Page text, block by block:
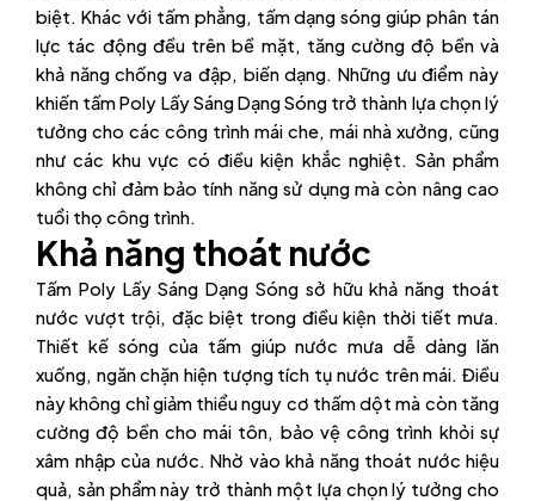
biệt. Khác với tấm phẳng, tấm dạng sóng giúp phân tán
lực tác động đều trên bề mặt, tăng cường độ bền và
khả năng chống va đập, biến dạng. Những ưu điểm này
khiến tấm Poly Lấy Sáng Dạng Sóng trở thành lựa chọn lý
tưởng cho các công trình mái che, mái nhà xưởng, cũng
như các khu vực có điều kiện khắc nghiệt. Sản phẩm
không chỉ đảm bảo tính năng sử dụng mà còn nâng cao
tuổi thọ công trình.
Khả năng thoát nước
Tấm Poly Lấy Sáng Dạng Sóng sở hữu khả năng thoát
nước vượt trội, đặc biệt trong điều kiện thời tiết mưa.
Thiết kế sóng của tấm giúp nước mưa dễ dàng lăn
xuống, ngăn chặn hiện tượng tích tụ nước trên mái. Điều
này không chỉ giảm thiểu nguy cơ thấm dột mà còn tăng
cường độ bền cho mái tôn, bảo vệ công trình khỏi sự
xâm nhập của nước. Nhờ vào khả năng thoát nước hiệu
quả, sản phẩm này trở thành một lựa chọn lý tưởng cho